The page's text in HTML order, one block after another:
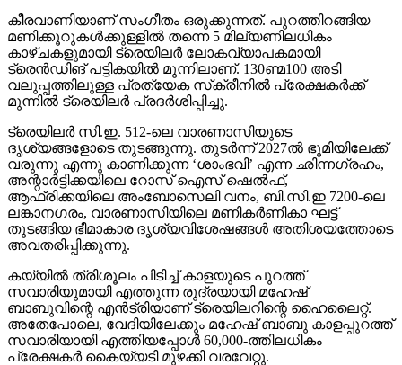
കീരവാണിയാണ് സംഗീതം ഒരുക്കുന്നത്. പുറത്തിറങ്ങിയ
മണിക്കൂറുകള്‍ക്കുള്ളില്‍ തന്നെ 5 മില്യണിലധികം
കാഴ്ചകളുമായി ട്രെയിലര്‍ ലോകവ്യാപകമായി
ട്രെന്‍ഡിങ് പട്ടികയില്‍ മുന്നിലാണ്. 130ണ്മ100 അടി
വലുപ്പത്തിലുള്ള പ്രത്യേക സ്‌ക്രീനില്‍ പ്രേക്ഷകര്‍ക്ക്
മുന്നില്‍ ട്രെയിലര്‍ പ്രദര്‍ശിപ്പിച്ചു.
ട്രെയിലര്‍ സി.ഇ. 512-ലെ വാരണാസിയുടെ
ദൃശ്യങ്ങളോടെ തുടങ്ങുന്നു. തുടര്‍ന്ന് 2027ല്‍ ഭൂമിയിലേക്ക്
വരുന്നു എന്നു കാണിക്കുന്ന ‘ശാംഭവി’ എന്ന ഛിന്നഗ്രഹം,
അന്റാര്‍ട്ടിക്കയിലെ റോസ് ഐസ് ഷെല്‍ഫ്,
ആഫ്രിക്കയിലെ അംബോസെലി വനം, ബി.സി.ഇ 7200-ലെ
ലങ്കാനഗരം, വാരണാസിയിലെ മണികര്‍ണികാ ഘട്ട്
തുടങ്ങിയ ഭീമാകാര ദൃശ്യവിശേഷങ്ങള്‍ അതിശയത്തോടെ
അവതരിപ്പിക്കുന്നു.
കയ്യില്‍ ത്രിശൂലം പിടിച്ച് കാളയുടെ പുറത്ത്
സവാരിയുമായി എത്തുന്ന രുദ്രയായി മഹേഷ്
ബാബുവിന്റെ എന്‍ട്രിയാണ് ട്രെയിലറിന്റെ ഹൈലൈറ്റ്.
അതേപോലെ, വേദിയിലേക്കും മഹേഷ് ബാബു കാളപ്പുറത്ത്
സവാരിയായി എത്തിയപ്പോള്‍ 60,000-ത്തിലധികം
പ്രേക്ഷകര്‍ കൈയ്യടി മുഴക്കി വരവേറ്റു.